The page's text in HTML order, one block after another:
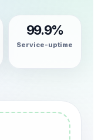
99.9%
Service-uptime